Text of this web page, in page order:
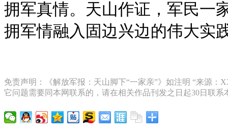
拥军真情。天山作证，军民一
拥军情融入固边兴边的伟大实
免责声明：《解放军报：天山脚下“一家亲”》如注明 “来源
它问题需要同本网联系的，请在相关作品刊发之日起30日联系